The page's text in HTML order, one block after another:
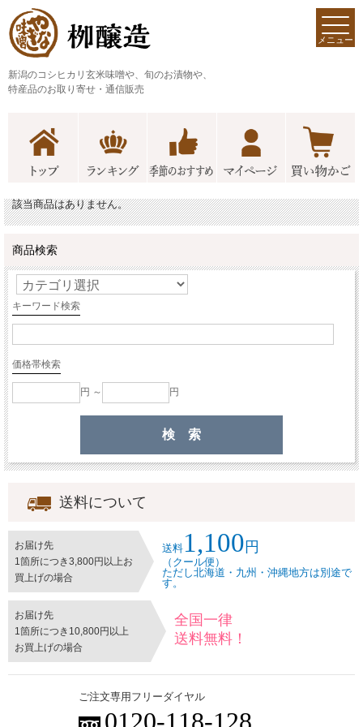
新潟のコシヒカリ玄米味噌や、旬のお漬物や、
特産品のお取り寄せ・通信販売
メニュー
該当商品はありません。
商品検索
キーワード検索
価格帯検索
円 ～ 円
送料について
お届け先
1箇所につき3,800円以上お
買上げの場合
送料 1,100 円
（クール便）
ただし北海道・九州・沖縄地方は別途で
す。
お届け先
1箇所につき10,800円以上
お買上げの場合
全国一律
送料無料！
ご注文専用フリーダイヤル